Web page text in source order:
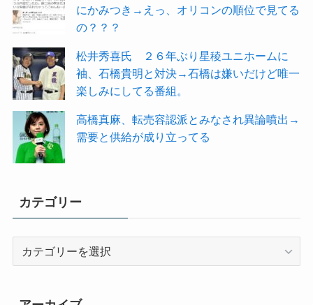
にかみつき→えっ、オリコンの順位で見てる
の？？？
松井秀喜氏 ２６年ぶり星稜ユニホームに
袖、石橋貴明と対決→石橋は嫌いだけど唯一
楽しみにしてる番組。
高橋真麻、転売容認派とみなされ異論噴出→
需要と供給が成り立ってる
カテゴリー